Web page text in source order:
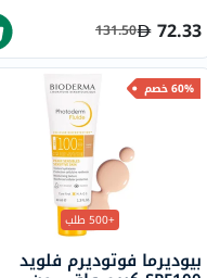
72.33
131.50
60% خصم
+500 طلب
بيوديرما فوتوديرم فلويد